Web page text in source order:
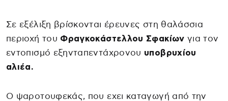
Σε εξέλιξη βρίσκονται έρευνες στη θαλάσσια
περιοχή του Φραγκοκάστελλου Σφακίων για τον
εντοπισμό εξηνταπεντάχρονου υποβρυχίου
αλιέα.
O ψαροτουφεκάς, που εχει καταγωγή από την